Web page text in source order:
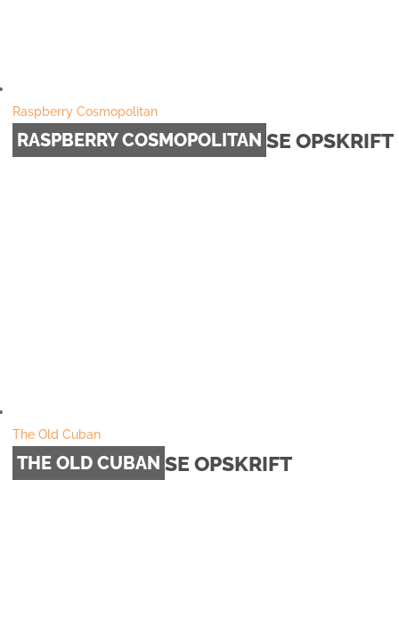
Raspberry Cosmopolitan
RASPBERRY COSMOPOLITAN SE OPSKRIFT
The Old Cuban
THE OLD CUBAN SE OPSKRIFT